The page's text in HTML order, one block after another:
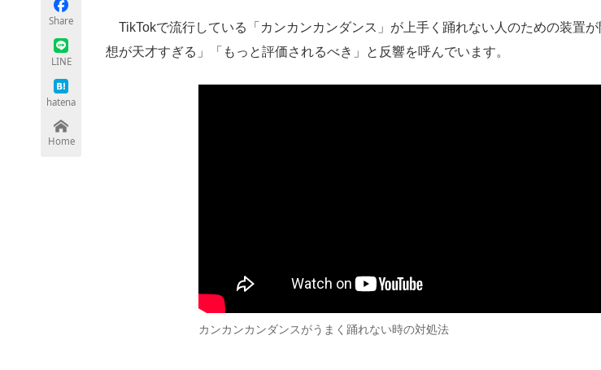
Share
LINE
hatena
Home
TikTokで流行している「カンカンカンダンス」が上手く踊れない人のための装置
想が天才すぎる」「もっと評価されるべき」と反響を呼んでいます。
カンカンカンダンスがうまく踊れない時の対処法